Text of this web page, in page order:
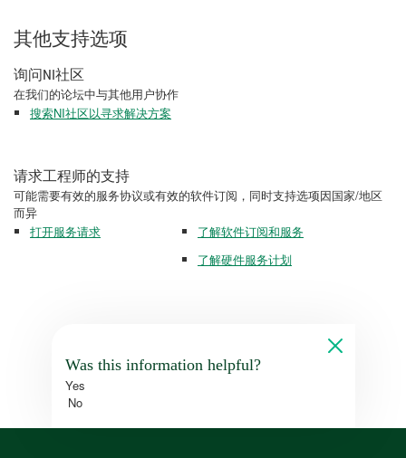
其他支持选项
询问NI社区
在我们的论坛中与其他用户协作
搜索NI社区以寻求解决方案
请求工程师的支持
可能需要有效的服务协议或有效的软件订阅，同时支持选项因国家/地区
而异
打开服务请求
了解软件订阅和服务
了解硬件服务计划
Was this information helpful?
Yes
No